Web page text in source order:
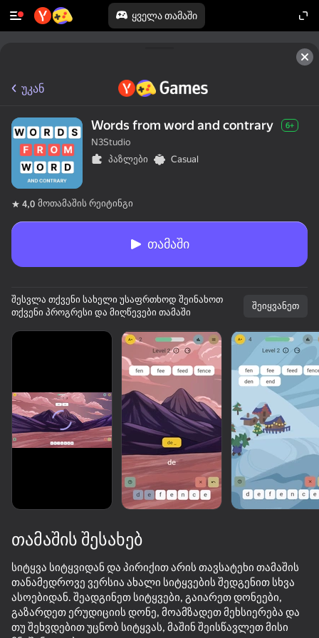
ყველა თამაში
50+ საუკეთესო თამაში. ყველას მიერ
საყვარელი. „არა-მოთამაშეებიც“ კი
Words Crossword Puzzle
77
Sudoku
75
Age test
45
Block Blast
86
უკან
Words from word and contrary 6+
N3Studio
პაზლები
Casual
4,0 მოთამაშის რეიტინგი
თამაში
შესვლა თქვენი სახელი უსაფრთხოდ შეინახოთ
თქვენი პროგრესი და მიღწევები თამაში
შეიყვანეთ
თამაშის შესახებ
სიტყვა სიტყვიდან და პირიქით არის თავსატეხი თამაშის
თანამედროვე ვერსია ახალი სიტყვების შედგენით სხვა
ასოებიდან. შეადგინეთ სიტყვები, გაიარეთ დონეები,
გაზარდეთ ერუდიციის დონე, მოამზადეთ მეხსიერება და
თუ შეხვდებით უცნობ სიტყვას, მაშინ შეისწავლეთ მისი